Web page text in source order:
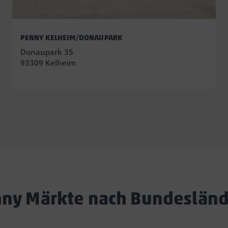
PENNY KELHEIM/DONAUPARK
Donaupark 35
93309 Kelheim
Märkte nach